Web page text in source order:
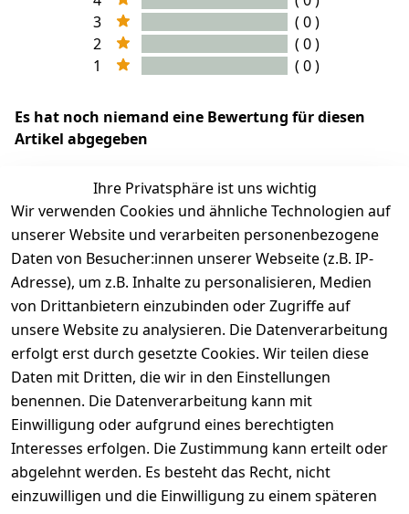
3
( 0 )
2
( 0 )
1
( 0 )
Es hat noch niemand eine Bewertung für diesen
Artikel abgegeben
EU-Verantwortliche Person - klicken Sie für Details
Ihre Privatsphäre ist uns wichtig
Wir verwenden Cookies und ähnliche Technologien auf
unserer Website und verarbeiten personenbezogene
Daten von Besucher:innen unserer Webseite (z.B. IP-
Adresse), um z.B. Inhalte zu personalisieren, Medien
von Drittanbietern einzubinden oder Zugriffe auf
unsere Website zu analysieren. Die Datenverarbeitung
erfolgt erst durch gesetzte Cookies. Wir teilen diese
Daten mit Dritten, die wir in den Einstellungen
benennen. Die Datenverarbeitung kann mit
Einwilligung oder aufgrund eines berechtigten
Interesses erfolgen. Die Zustimmung kann erteilt oder
abgelehnt werden. Es besteht das Recht, nicht
einzuwilligen und die Einwilligung zu einem späteren
Rechtliches
AGB
Impressum
Services
Kontakt
Zahlungsm
öglichkeite
n
Versanddie
nstleister